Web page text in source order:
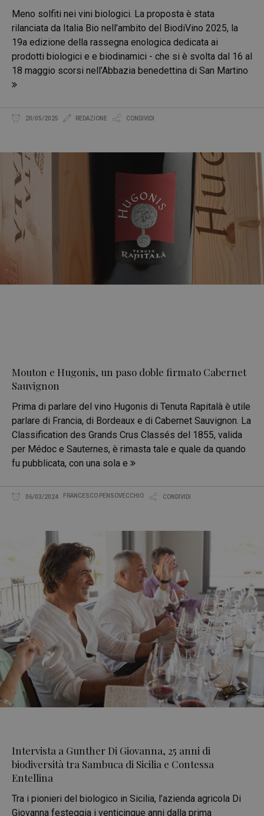
Meno solfiti nei vini biologici. La proposta è stata
rilanciata da Italia Bio nell’ambito del BiodiVino 2025, la
19a edizione della rassegna enologica dedicata ai
prodotti biologici e e biodinamici - che si è svolta dal 16 al
18 maggio scorsi nell’Abbazia benedettina di San Martino
20/05/2025 REDAZIONE CONDIVIDI
Mouton e Hugonis, un paso doble firmato Cabernet
Sauvignon
Prima di parlare del vino Hugonis di Tenuta Rapitalà è utile
parlare di Francia, di Bordeaux e di Cabernet Sauvignon. La
Classification des Grands Crus Classés del 1855, valida
per Médoc e Sauternes, è rimasta tale e quale da quando
fu pubblicata, con una sola e
06/03/2024 FRANCESCO PENSOVECCHIO CONDIVIDI
Intervista a Gunther Di Giovanna, 25 anni di
biodiversità tra Sambuca di Sicilia e Contessa
Entellina
Tra i pionieri del biologico in Sicilia, l’azienda agricola Di
Giovanna festeggia i venticinque anni dalla prima